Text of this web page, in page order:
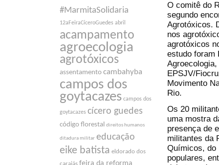
#MarmitaSolidaria
12aFeiraCíceroGuedes abril
acampamento
agroecologia
agrotóxicos
assentamento cambahyba
campos dos
goytacazes campos dos
goytacazes cícero guedes
código florestal direitos humanos
ditadura militar educação
eike batista eldorado dos
O comitê do
segundo
Agrotóxicos.
nos
agrotóxicos
estudo foram
EPSJV/
Movimento
Rio.
Os 20
uma mostra
presença de
militantes da
Químicos, do
populares,